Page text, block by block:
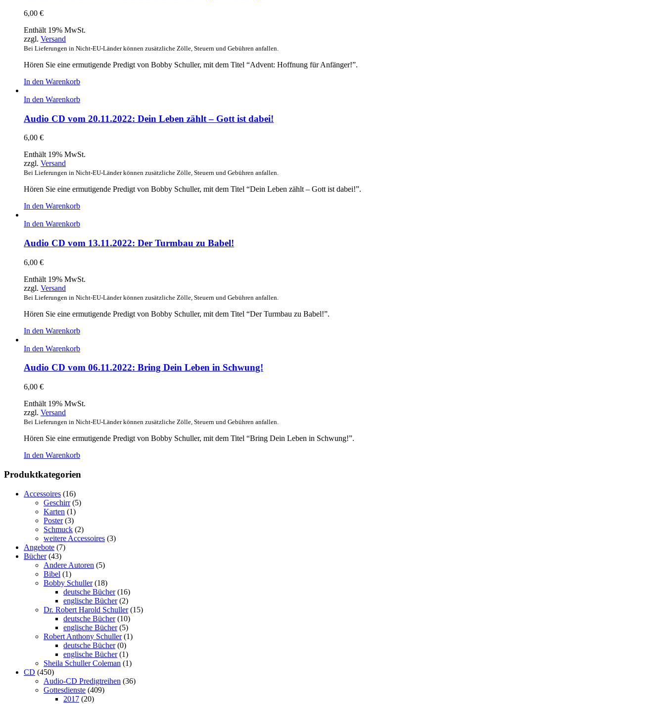
6,00 €
Enthält 19% MwSt.
zzgl. Versand
Bei Lieferungen in Nicht-EU-Länder können zusätzliche Zölle, Steuern und Gebühren anfallen.
Hören Sie eine ermutigende Predigt von Bobby Schuller, mit dem Titel “Advent: Hoffnung für Anfänger!”.
In den Warenkorb
In den Warenkorb
Audio CD vom 20.11.2022: Dein Leben zählt – Gott ist dabei!
6,00 €
Enthält 19% MwSt.
zzgl. Versand
Bei Lieferungen in Nicht-EU-Länder können zusätzliche Zölle, Steuern und Gebühren anfallen.
Hören Sie eine ermutigende Predigt von Bobby Schuller, mit dem Titel “Dein Leben zählt – Gott ist dabei!”.
In den Warenkorb
In den Warenkorb
Audio CD vom 13.11.2022: Der Turmbau zu Babel!
6,00 €
Enthält 19% MwSt.
zzgl. Versand
Bei Lieferungen in Nicht-EU-Länder können zusätzliche Zölle, Steuern und Gebühren anfallen.
Hören Sie eine ermutigende Predigt von Bobby Schuller, mit dem Titel “Der Turmbau zu Babel!”.
In den Warenkorb
In den Warenkorb
Audio CD vom 06.11.2022: Bring Dein Leben in Schwung!
6,00 €
Enthält 19% MwSt.
zzgl. Versand
Bei Lieferungen in Nicht-EU-Länder können zusätzliche Zölle, Steuern und Gebühren anfallen.
Hören Sie eine ermutigende Predigt von Bobby Schuller, mit dem Titel “Bring Dein Leben in Schwung!”.
In den Warenkorb
Produktkategorien
Accessoires (16)
Geschirr (5)
Karten (1)
Poster (3)
Schmuck (2)
weitere Accessoires (3)
Angebote (7)
Bücher (43)
Andere Autoren (5)
Bibel (1)
Bobby Schuller (18)
deutsche Bücher (16)
englische Bücher (2)
Dr. Robert Harold Schuller (15)
deutsche Bücher (10)
englische Bücher (5)
Robert Anthony Schuller (1)
deutsche Bücher (0)
englische Bücher (1)
Sheila Schuller Coleman (1)
CD (450)
Audio-CD Predigtreihen (36)
Gottesdienste (409)
2017 (20)